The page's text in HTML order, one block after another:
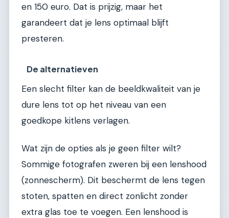
en 150 euro. Dat is prijzig, maar het
garandeert dat je lens optimaal blijft
presteren.
De alternatieven
Een slecht filter kan de beeldkwaliteit van je
dure lens tot op het niveau van een
goedkope kitlens verlagen.
Wat zijn de opties als je geen filter wilt?
Sommige fotografen zweren bij een lenshood
(zonnescherm). Dit beschermt de lens tegen
stoten, spatten en direct zonlicht zonder
extra glas toe te voegen. Een lenshood is